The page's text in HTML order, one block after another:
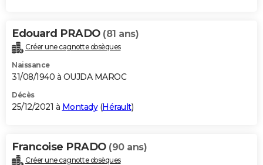
Edouard PRADO (81 ans)
Créer une cagnotte obsèques
Naissance
31/08/1940 à OUJDA MAROC
Décès
25/12/2021 à Montady(Hérault)
Francoise PRADO (90 ans)
Créer une cagnotte obsèques